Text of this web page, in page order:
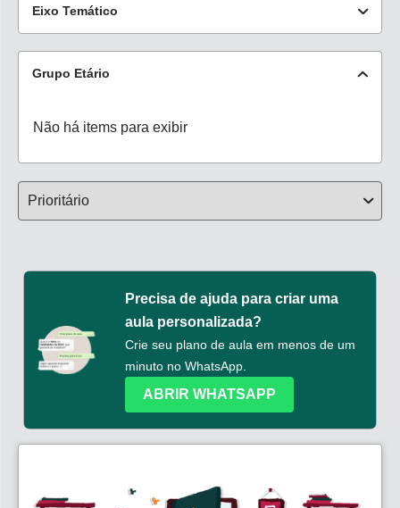
Eixo Temático
Grupo Etário
Não há items para exibir
Precisa de ajuda para criar uma
aula personalizada?
Crie seu plano de aula em menos de um
minuto no WhatsApp.
ABRIR WHATSAPP